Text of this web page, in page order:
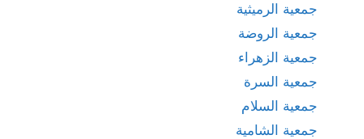
جمعية الرميثية
جمعية الروضة
جمعية الزهراء
جمعية السرة
جمعية السلام
جمعية الشامية